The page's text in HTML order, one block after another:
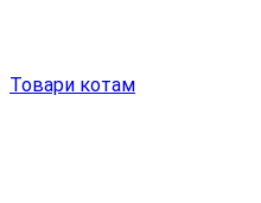
Товари котам